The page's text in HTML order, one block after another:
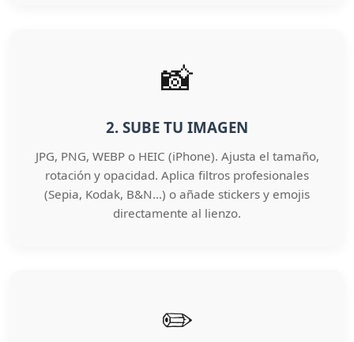
📸
2. SUBE TU IMAGEN
JPG, PNG, WEBP o HEIC (iPhone). Ajusta el tamaño,
rotación y opacidad. Aplica filtros profesionales
(Sepia, Kodak, B&N…) o añade stickers y emojis
directamente al lienzo.
✏️